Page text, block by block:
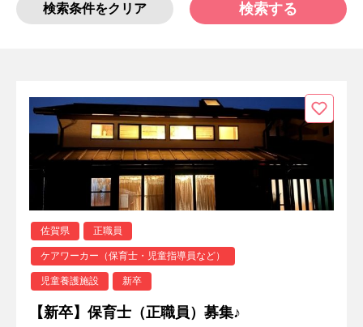
検索条件をクリア 検索する
佐賀県 正職員
ケアワーカー（保育士・児童指導員など）
児童養護施設 新卒
【新卒】保育士（正職員）募集♪